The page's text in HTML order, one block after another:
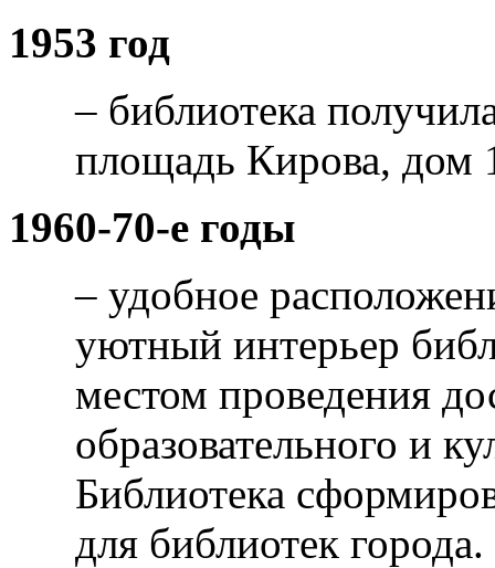
1953 год
– библиотека
площадь Кирова, дом
1960-70-е годы
– удобное
уютный интерьер
местом проведения
образовательного и
Библиотека
для библиотек города.